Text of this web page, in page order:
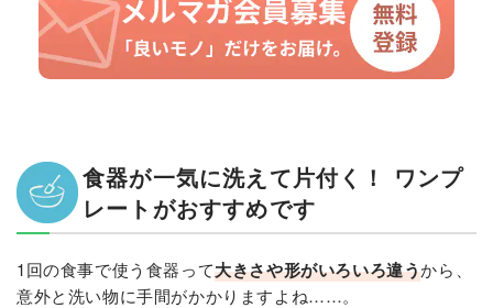
食器が一気に洗えて片付く！ ワンプ
レートがおすすめです
1回の食事で使う食器って大きさや形がいろいろ違うから、
意外と洗い物に手間がかかりますよね……。